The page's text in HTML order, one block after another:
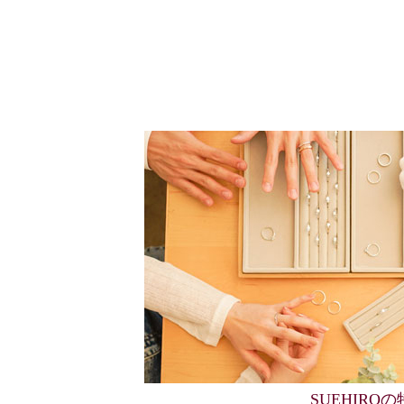
SUEHIROの